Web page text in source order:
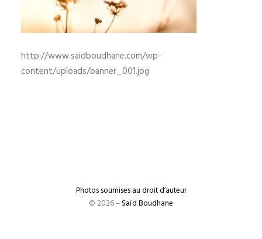
http://www.saidboudhane.com/wp-
content/uploads/banner_001.jpg
Photos soumises au droit d’auteur
© 2026 –Saïd Boudhane